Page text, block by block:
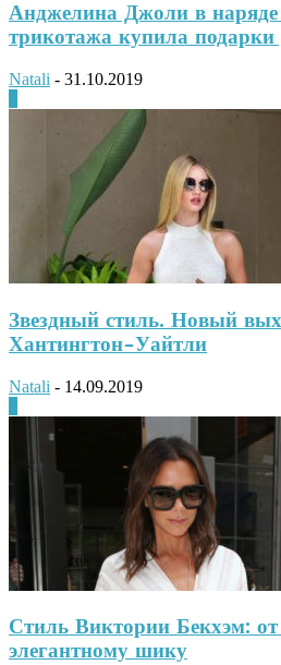
Анджелина Джоли в наряде
трикотажа купила подарки
Natali - 31.10.2019
Звездный стиль. Новый
Хантингтон-Уайтли
Natali - 14.09.2019
Стиль Виктории Бекхэм:
элегантному шику